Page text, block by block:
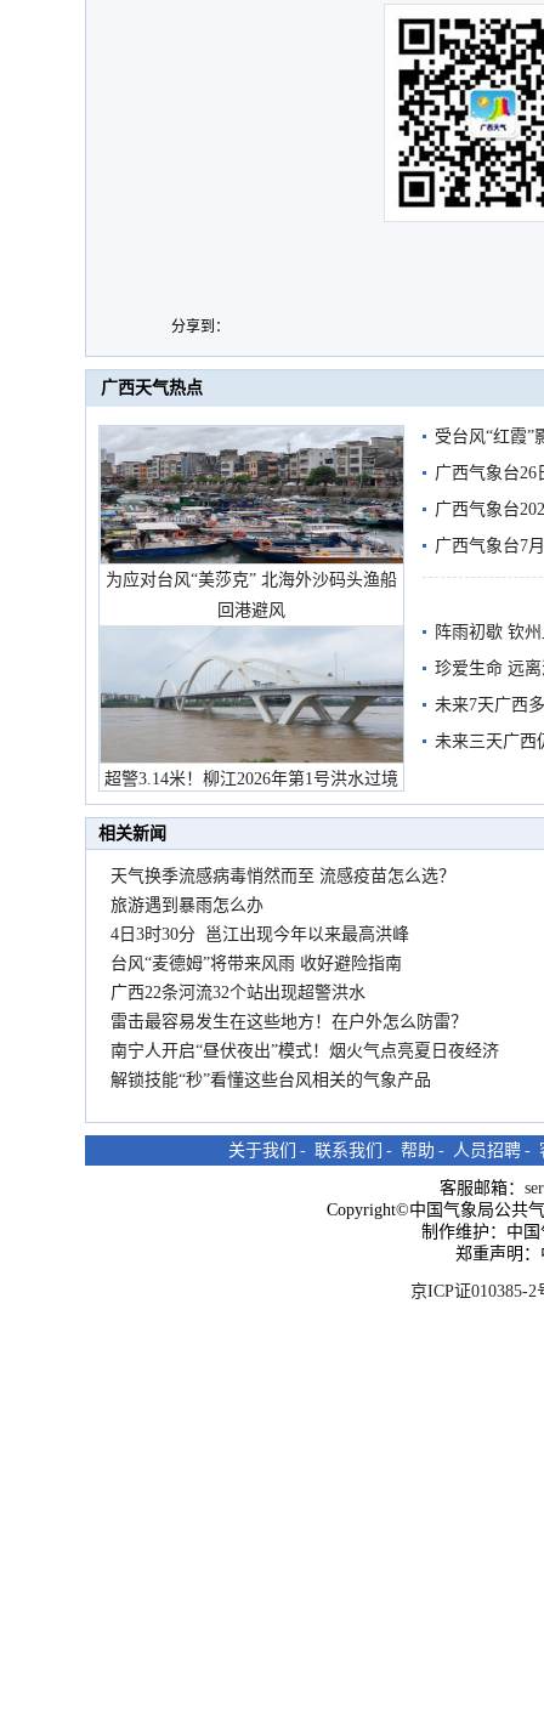
分享到：
广西天气热点
为应对台风“美莎克” 北海外沙码头渔船
回港避风
超警3.14米！柳江2026年第1号洪水过境
市民在堤岸见证汛况
受台风“红霞”
有较强降雨
广西气象台26
广西气象台
预警
广西气象台7
阵雨初歇 钦
珍爱生命 远
未来7天广西
未来三天广西
相关新闻
天气换季流感病毒悄然而至 流感疫苗怎么选？
旅游遇到暴雨怎么办
4日3时30分 邕江出现今年以来最高洪峰
台风“麦德姆”将带来风雨 收好避险指南
广西22条河流32个站出现超警洪水
雷击最容易发生在这些地方！在户外怎么防雷？
南宁人开启“昼伏夜出”模式！烟火气点亮夏日夜经济
解锁技能“秒”看懂这些台风相关的气象产品
关于我们 - 联系我们 - 帮助 - 人员招聘 -
客服邮箱：
Copyright©中国气象局公共
制作维护：中
郑重声明
京ICP证010385-2